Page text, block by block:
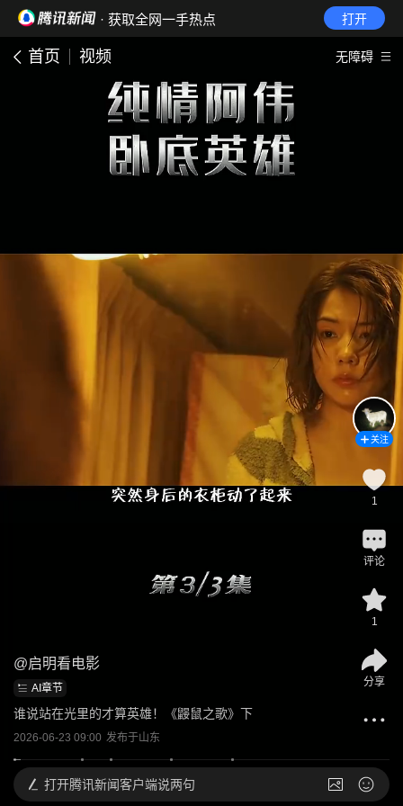
· 获取全网一手热点 打开
首页 视频 无障碍
@启明看电影
AI章节
谁说站在光里的才算英雄！《鼹鼠之歌》下
2026-06-23 09:00 发布于山东
关注
1
评论
1
分享
打开腾讯新闻客户端说两句